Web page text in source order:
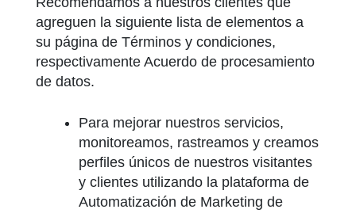
agreguen la siguiente lista de elementos a
su página de Términos y condiciones,
respectivamente Acuerdo de procesamiento
de datos.
Para mejorar nuestros servicios,
monitoreamos, rastreamos y creamos
perfiles únicos de nuestros visitantes
y clientes utilizando la plataforma de
Automatización de Marketing de